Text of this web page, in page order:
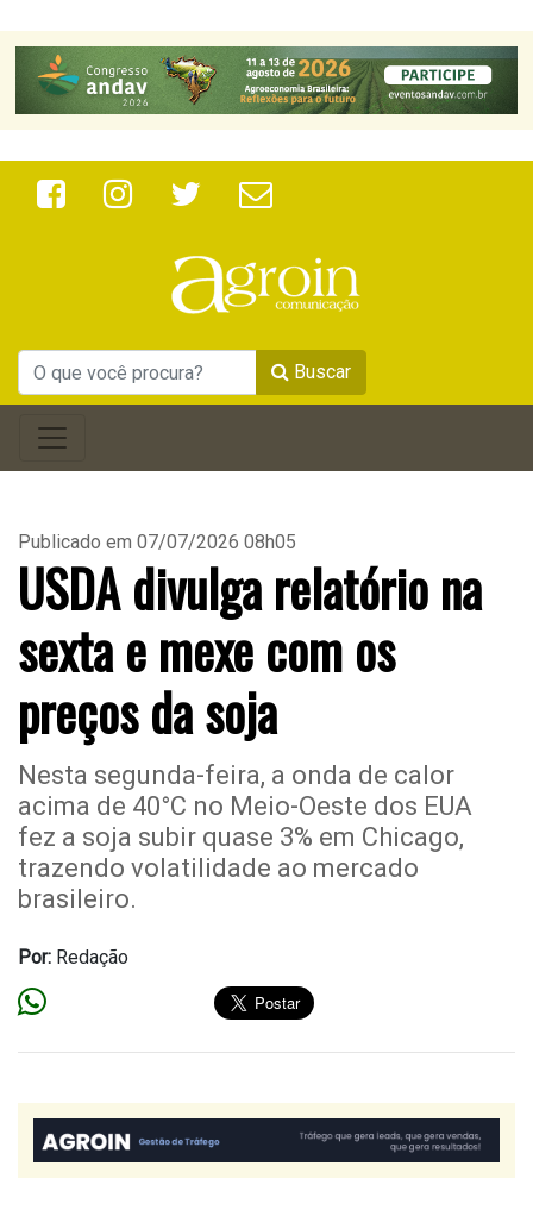
Buscar
Publicado em 07/07/2026 08h05
USDA divulga relatório na
sexta e mexe com os
preços da soja
Nesta segunda-feira, a onda de calor
acima de 40°C no Meio-Oeste dos EUA
fez a soja subir quase 3% em Chicago,
trazendo volatilidade ao mercado
brasileiro.
Por: Redação